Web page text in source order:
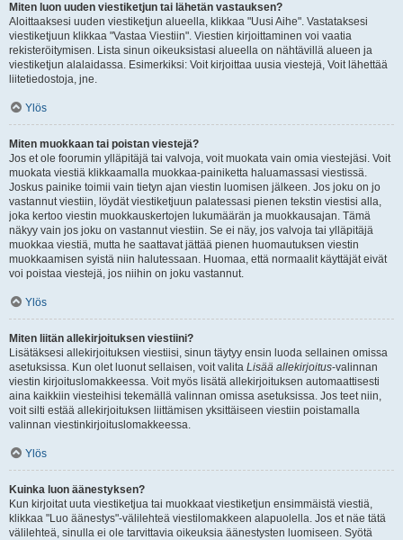
Miten luon uuden viestiketjun tai lähetän vastauksen?
Aloittaaksesi uuden viestiketjun alueella, klikkaa "Uusi Aihe". Vastataksesi
viestiketjuun klikkaa "Vastaa Viestiin". Viestien kirjoittaminen voi vaatia
rekisteröitymisen. Lista sinun oikeuksistasi alueella on nähtävillä alueen ja
viestiketjun alalaidassa. Esimerkiksi: Voit kirjoittaa uusia viestejä, Voit lähettää
liitetiedostoja, jne.
Ylös
Miten muokkaan tai poistan viestejä?
Jos et ole foorumin ylläpitäjä tai valvoja, voit muokata vain omia viestejäsi. Voit
muokata viestiä klikkaamalla muokkaa-painiketta haluamassasi viestissä.
Joskus painike toimii vain tietyn ajan viestin luomisen jälkeen. Jos joku on jo
vastannut viestiin, löydät viestiketjuun palatessasi pienen tekstin viestisi alla,
joka kertoo viestin muokkauskertojen lukumäärän ja muokkausajan. Tämä
näkyy vain jos joku on vastannut viestiin. Se ei näy, jos valvoja tai ylläpitäjä
muokkaa viestiä, mutta he saattavat jättää pienen huomautuksen viestin
muokkaamisen syistä niin halutessaan. Huomaa, että normaalit käyttäjät eivät
voi poistaa viestejä, jos niihin on joku vastannut.
Ylös
Miten liitän allekirjoituksen viestiini?
Lisätäksesi allekirjoituksen viestiisi, sinun täytyy ensin luoda sellainen omissa
asetuksissa. Kun olet luonut sellaisen, voit valita Lisää allekirjoitus-valinnan
viestin kirjoituslomakkeessa. Voit myös lisätä allekirjoituksen automaattisesti
aina kaikkiin viesteihisi tekemällä valinnan omissa asetuksissa. Jos teet niin,
voit silti estää allekirjoituksen liittämisen yksittäiseen viestiin poistamalla
valinnan viestinkirjoituslomakkeessa.
Ylös
Kuinka luon äänestyksen?
Kun kirjoitat uuta viestiketjua tai muokkaat viestiketjun ensimmäistä viestiä,
klikkaa "Luo äänestys"-välilehteä viestilomakkeen alapuolella. Jos et näe tätä
välilehteä, sinulla ei ole tarvittavia oikeuksia äänestysten luomiseen. Syötä